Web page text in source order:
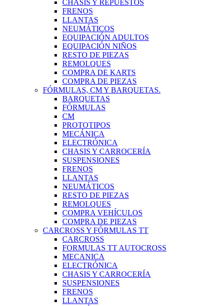
CHASIS Y REPUESTOS
FRENOS
LLANTAS
NEUMÁTICOS
EQUIPACIÓN ADULTOS
EQUIPACIÓN NIÑOS
RESTO DE PIEZAS
REMOLQUES
COMPRA DE KARTS
COMPRA DE PIEZAS
FÓRMULAS, CM Y BARQUETAS.
BARQUETAS
FÓRMULAS
CM
PROTOTIPOS
MECÁNICA
ELECTRÓNICA
CHASIS Y CARROCERÍA
SUSPENSIONES
FRENOS
LLANTAS
NEUMÁTICOS
RESTO DE PIEZAS
REMOLQUES
COMPRA VEHÍCULOS
COMPRA DE PIEZAS
CARCROSS Y FÓRMULAS TT
CARCROSS
FORMULAS TT AUTOCROSS
MECANICA
ELECTRÓNICA
CHASIS Y CARROCERÍA
SUSPENSIONES
FRENOS
LLANTAS